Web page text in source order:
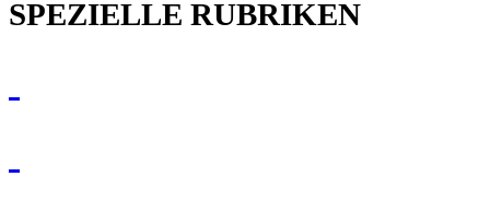
SPEZIELLE RUBRIKEN